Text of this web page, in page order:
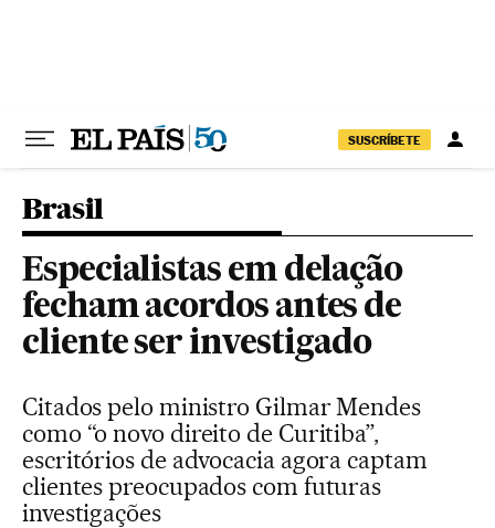
SUSCRÍBETE
Brasil
Especialistas em delação
fecham acordos antes de
cliente ser investigado
Citados pelo ministro Gilmar Mendes
como “o novo direito de Curitiba”,
escritórios de advocacia agora captam
clientes preocupados com futuras
investigações